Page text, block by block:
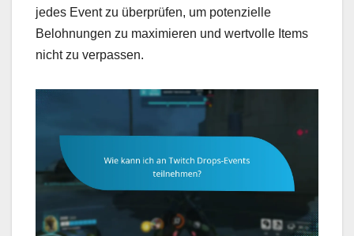
jedes Event zu überprüfen, um potenzielle
Belohnungen zu maximieren und wertvolle Items
nicht zu verpassen.